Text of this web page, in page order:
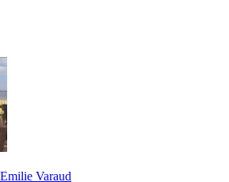
Varaud